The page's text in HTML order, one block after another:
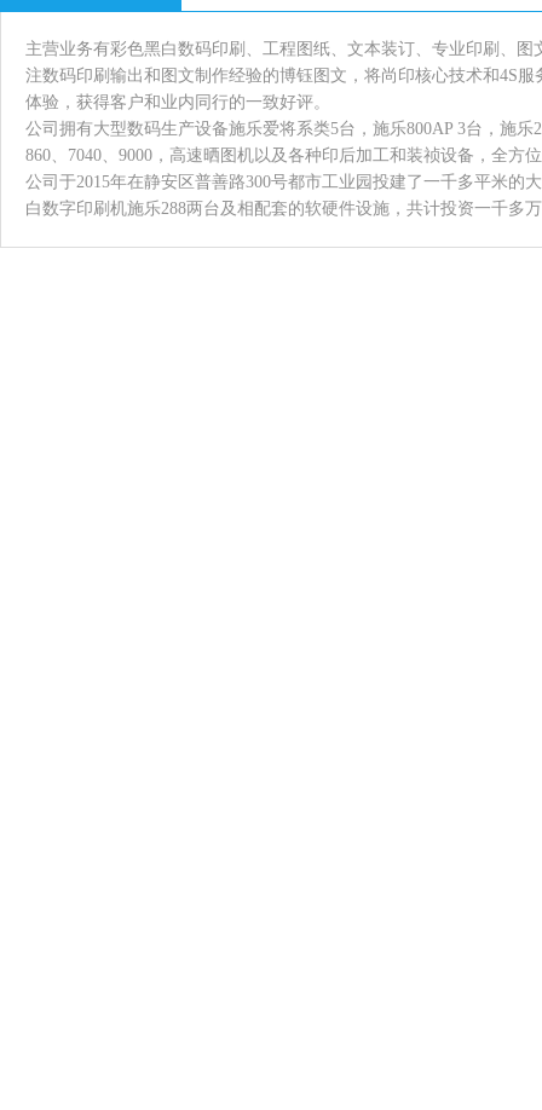
主营业务有彩色黑白数码印刷、工程图纸、文本装订、专业印刷、
注数码印刷输出和图文制作经验的博钰图文，将尚印核心技术和4S
体验，获得客户和业内同行的一致好评。
公司拥有大型数码生产设备施乐爱将系类5台，施乐800AP 3台，施
860、7040、9000，高速晒图机以及各种印后加工和装祯设备，全方
公司于2015年在静安区普善路300号都市工业园投建了一千多平米
白数字印刷机施乐288两台及相配套的软硬件设施，共计投资一千多